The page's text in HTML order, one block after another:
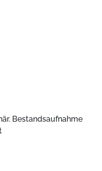
Bestandsaufnahme